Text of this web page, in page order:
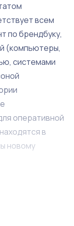
всем
по брендбуку,
(компьютеры,
системами
оперативной
в
новому